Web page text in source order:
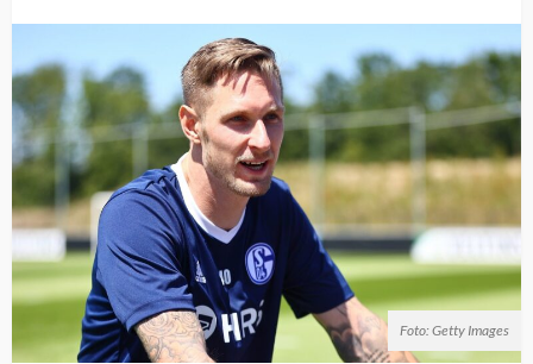
Foto: Getty Images